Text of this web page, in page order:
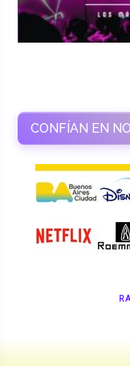
CONFÍAN EN